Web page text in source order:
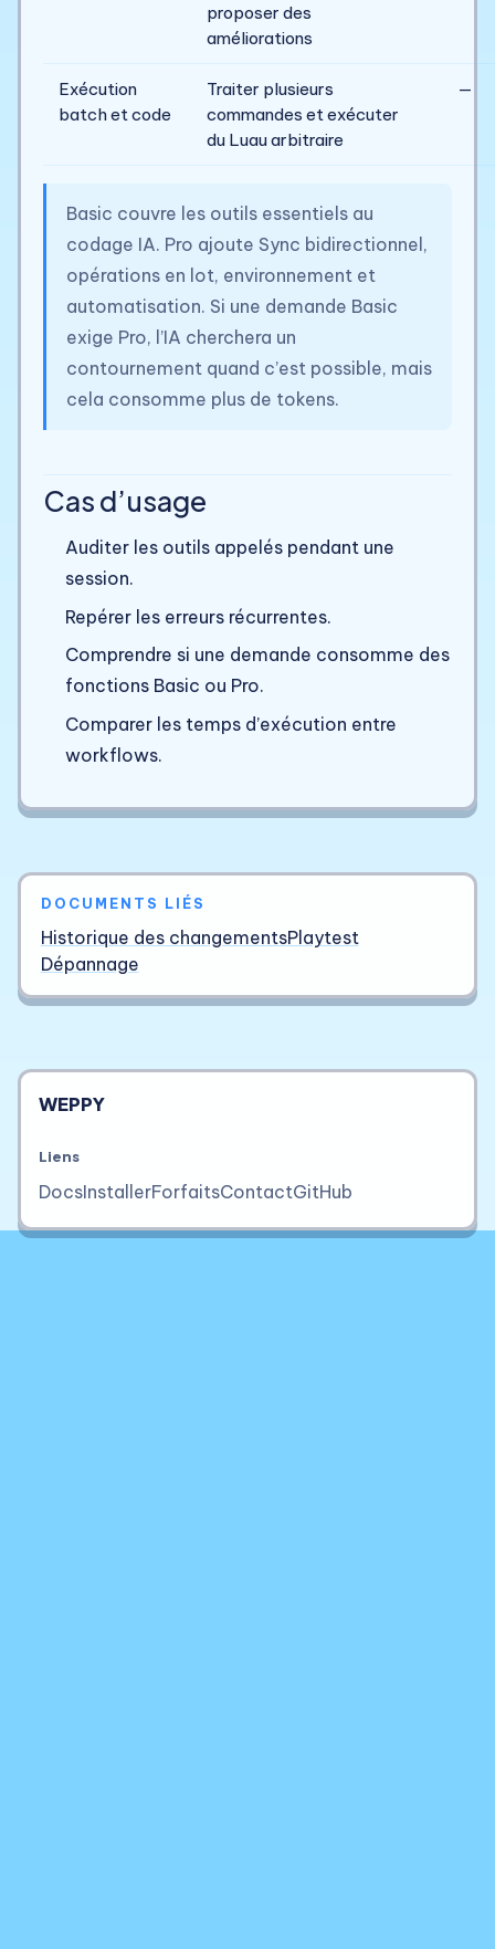
proposer des
améliorations
Exécution
batch et code
Traiter plusieurs
commandes et exécuter
du Luau arbitraire
—
Basic couvre les outils essentiels au
codage IA. Pro ajoute Sync bidirectionnel,
opérations en lot, environnement et
automatisation. Si une demande Basic
exige Pro, l’IA cherchera un
contournement quand c’est possible, mais
cela consomme plus de tokens.
Cas d’usage
Auditer les outils appelés pendant une
session.
Repérer les erreurs récurrentes.
Comprendre si une demande consomme des
fonctions Basic ou Pro.
Comparer les temps d’exécution entre
workflows.
DOCUMENTS LIÉS
Historique des changementsPlaytest
Dépannage
WEPPY
Liens
DocsInstallerForfaitsContactGitHub